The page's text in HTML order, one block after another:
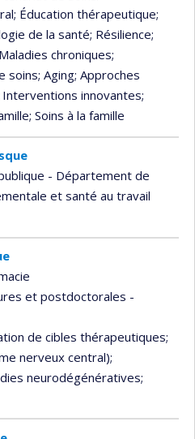
; Éducation thérapeutique;
de la santé; Résilience;
chroniques;
soins; Aging; Approches
Interventions innovantes;
; Soins à la famille
- Département de
et santé au travail
et postdoctorales -
de cibles thérapeutiques;
nerveux central);
neurodégénératives;